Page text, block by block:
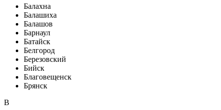
Балахна
Балашиха
Балашов
Барнаул
Батайск
Белгород
Березовский
Бийск
Благовещенск
Брянск
В